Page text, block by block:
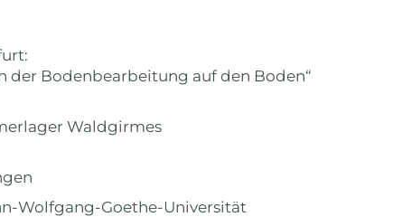
der Bodenbearbeitung auf den Boden“
Waldgirmes
Wolfgang-Goethe-Universität